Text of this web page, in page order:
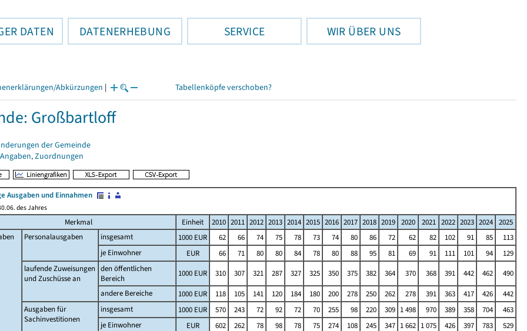
DATEN DATENERHEBUNG SERVICE WIR ÜBER UNS
Abkürzungen | Tabellenköpfe verschoben?
Großbartloff
der Gemeinde
Zuordnungen
Ausgaben und Einnahmen
des Jahres
Merkmal Einheit 2010 2011 2012 2013 2014 2015 2016 2017 2018 2019 2020 2021 2022 2023 2024 2025
Personalausgaben insgesamt 1000 EUR 62 66 74 75 78 73 74 80 86 72 62 82 102 91 85
113
je Einwohner
EUR 66 71 80 80 84 78 80 88 95 81 69 91 111 101 94
129
laufende Zuweisungen
und Zuschüsse an
den öffentlichen
Bereich
1000 EUR 310 307 321 287 327 325 350 375 382 364 370 368 391 442 462
490
andere Bereiche
1000 EUR 118 105 141 120 184 180 200 278 250 262 278 391 363 417 426
442
Ausgaben für
Sachinvestitionen
insgesamt 1000 EUR 570 243 72 92 72 70 255 98 220 309 1 498 970 389 358 704
463
je Einwohner
EUR 602 262 78 98 78 75 274 108 245 347 1 662 1 075 426 397 783
529